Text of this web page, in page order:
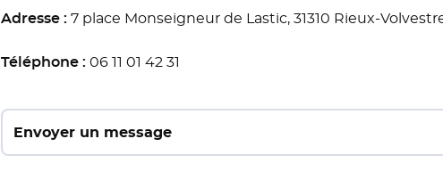
Adresse :7 place Monseigneur de Lastic, 31310 Rieux-
Téléphone :06 11 01 42 31
Envoyer un message